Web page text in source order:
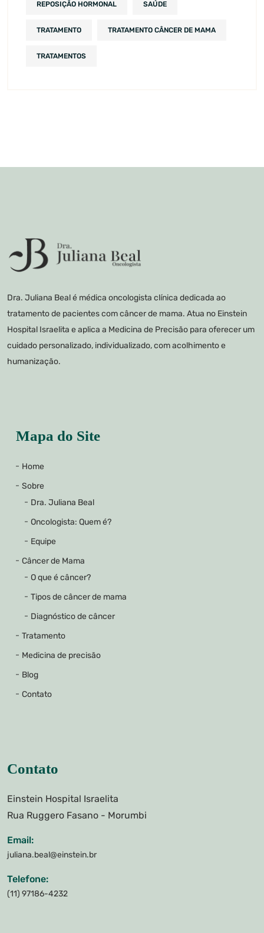
REPOSIÇÃO HORMONAL SAÚDE
TRATAMENTO TRATAMENTO CÂNCER DE MAMA
TRATAMENTOS
Dra. Juliana Beal é médica oncologista clínica dedicada ao
tratamento de pacientes com câncer de mama. Atua no Einstein
Hospital Israelita e aplica a Medicina de Precisão para oferecer um
cuidado personalizado, individualizado, com acolhimento e
humanização.
Mapa do Site
Home
Sobre
Dra. Juliana Beal
Oncologista: Quem é?
Equipe
Câncer de Mama
O que é câncer?
Tipos de câncer de mama
Diagnóstico de câncer
Tratamento
Medicina de precisão
Blog
Contato
Contato
Einstein Hospital Israelita
Rua Ruggero Fasano - Morumbi
Email:
juliana.beal@einstein.br
Telefone:
(11) 97186-4232